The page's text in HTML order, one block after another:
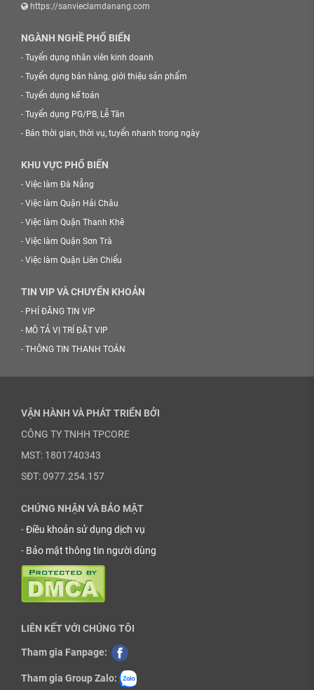
https://sanvieclamdanang.com
NGÀNH NGHỀ PHỔ BIẾN
- Tuyển dụng nhân viên kinh doanh
- Tuyển dụng bán hàng, giới thiệu sản phẩm
- Tuyển dụng kế toán
- Tuyển dụng PG/PB, Lễ Tân
- Bán thời gian, thời vụ, tuyển nhanh trong ngày
KHU VỰC PHỔ BIẾN
- Việc làm Đà Nẵng
- Việc làm Quận Hải Châu
- Việc làm Quận Thanh Khê
- Việc làm Quận Sơn Trà
- Việc làm Quận Liên Chiểu
TIN VIP VÀ CHUYỂN KHOẢN
- PHÍ ĐĂNG TIN VIP
- MÔ TẢ VỊ TRÍ ĐẶT VIP
- THÔNG TIN THANH TOÁN
VẬN HÀNH VÀ PHÁT TRIỂN BỞI
CÔNG TY TNHH TPCORE
MST: 1801740343
SĐT: 0977.254.157
CHỨNG NHẬN VÀ BẢO MẬT
-Điều khoản sử dụng dịch vụ
- Bảo mật thông tin người dùng
LIÊN KẾT VỚI CHÚNG TÔI
Tham gia Fanpage:
Tham gia Group Zalo: